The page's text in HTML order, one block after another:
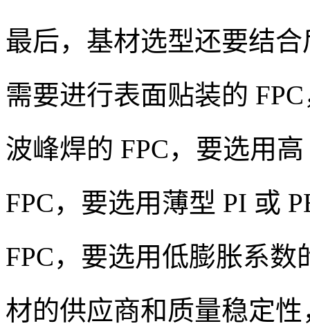
最后，基材选型还要结
需要进行表面贴装的
波峰焊的 FPC，要选用
FPC，要选用薄型 PI 或
FPC，要选用低膨胀系
材的供应商和质量稳定